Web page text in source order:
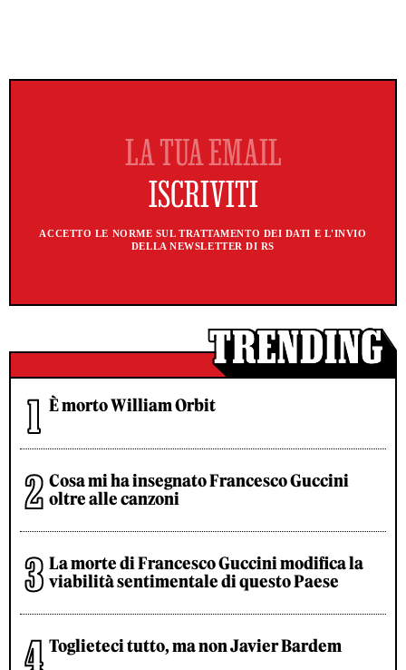
ACCETTO LE NORME SUL TRATTAMENTO DEI DATI E L'INVIO
DELLA NEWSLETTER DI RS
È morto William Orbit
Cosa mi ha insegnato Francesco Guccini
oltre alle canzoni
La morte di Francesco Guccini modifica la
viabilità sentimentale di questo Paese
Toglieteci tutto, ma non Javier Bardem